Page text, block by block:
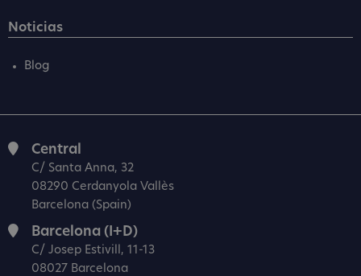
Noticias
Blog
Central
C/ Santa Anna, 32
08290 Cerdanyola Vallès
Barcelona (Spain)
Barcelona (I+D)
C/ Josep Estivill, 11-13
08027 Barcelona